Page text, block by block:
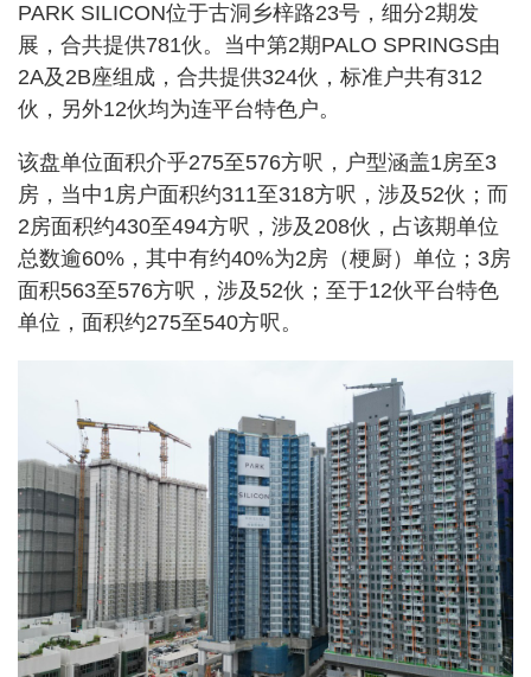
PARK SILICON位于古洞乡梓路23号，细分2期发
展，合共提供781伙。当中第2期PALO SPRINGS由
2A及2B座组成，合共提供324伙，标准户共有312
伙，另外12伙均为连平台特色户。
该盘单位面积介乎275至576方呎，户型涵盖1房至3
房，当中1房户面积约311至318方呎，涉及52伙；而
2房面积约430至494方呎，涉及208伙，占该期单位
总数逾60%，其中有约40%为2房（梗厨）单位；3房
面积563至576方呎，涉及52伙；至于12伙平台特色
单位，面积约275至540方呎。